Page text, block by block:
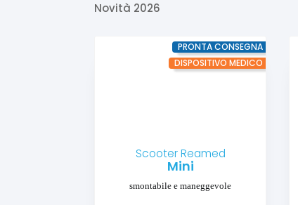
Novità 2026
PRONTA CONSEGNA
DISPOSITIVO MEDICO
Scooter Reamed
Mini
smontabile e maneggevole